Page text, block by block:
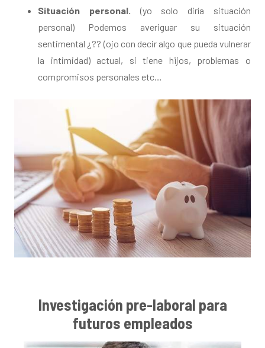
Situación personal. (yo solo diría situación
personal) Podemos averiguar su situación
sentimental ¿?? (ojo con decir algo que pueda vulnerar
la intimidad) actual, si tiene hijos, problemas o
compromisos personales etc…
Investigación pre-laboral para
futuros empleados